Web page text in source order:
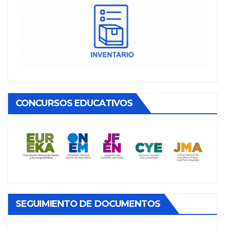
CONCURSOS EDUCATIVOS
SEGUIMIENTO DE DOCUMENTOS